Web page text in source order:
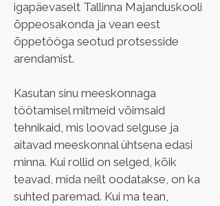
igapäevaselt Tallinna Majanduskooli
õppeosakonda ja vean eest
õppetööga seotud protsesside
arendamist.
Kasutan sinu meeskonnaga
töötamisel mitmeid võimsaid
tehnikaid, mis loovad selguse ja
aitavad meeskonnal ühtsena edasi
minna. Kui rollid on selged, kõik
teavad, mida neilt oodatakse, on ka
suhted paremad. Kui ma tean,